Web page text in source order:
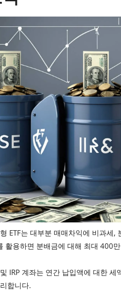
ETF는 대부분 매매차익에 비과세
활용하면 분배금에 대해 최대 400
IRP 계좌는 연간 납입액에 대한
합니다.